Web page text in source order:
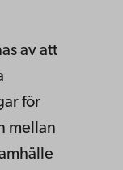
av att
för
mellan